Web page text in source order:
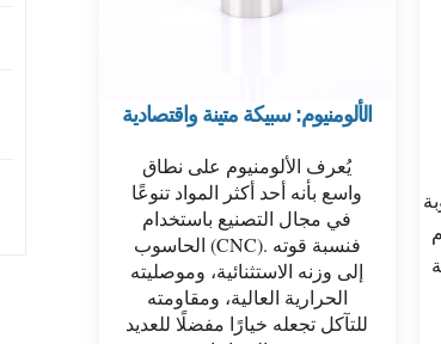
الألومنيوم: سبيكة متينة واقتصادية
يُعرف الألومنيوم على نطاق
واسع بأنه أحد أكثر المواد تنوعًا
في مجال التصنيع باستخدام
الحاسوب (CNC). فنسبة قوته
إلى وزنه الاستثنائية، وموصليته
الحرارية العالية، ومقاومته
للتآكل تجعله خيارًا مفضلًا للعديد